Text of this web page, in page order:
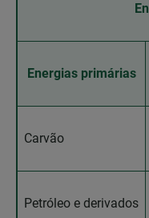
Energias primárias
Carvão
Petróleo e derivados